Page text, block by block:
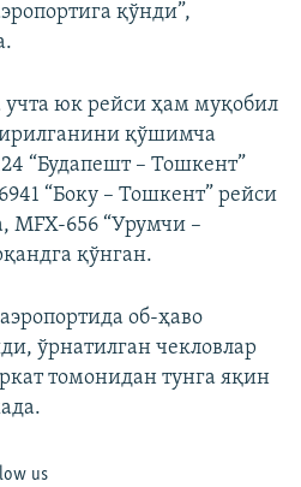
қўнди”,
юк рейси ҳам муқобил
қўшимча
“Будапешт – Тошкент”
“Боку – Тошкент” рейси
MFX-656 “Урумчи –
қўнган.
об-ҳаво
ўрнатилган чекловлар
томонидан тунга яқин
us